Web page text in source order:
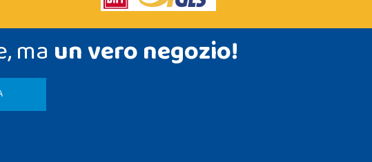
ma un vero negozio!